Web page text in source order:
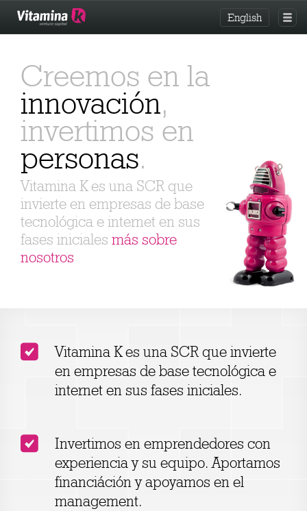
English
Creemos en la
innovación,
invertimos en
personas.
Vitamina K es una SCR que
invierte en empresas de base
tecnológica e internet en sus
fases iniciales más sobre
nosotros
Vitamina K es una SCR que invierte
en empresas de base tecnológica e
internet en sus fases iniciales.
Invertimos en emprendedores con
experiencia y su equipo. Aportamos
financiáción y apoyamos en el
management.